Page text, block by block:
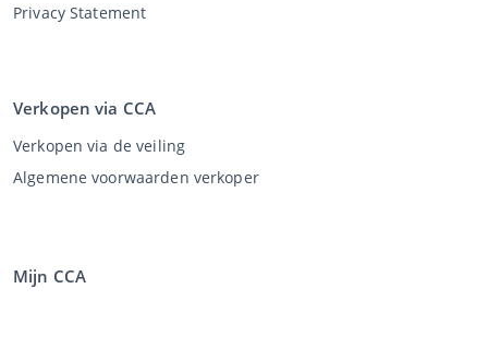
Privacy Statement
Verkopen via CCA
Verkopen via de veiling
Algemene voorwaarden verkoper
Mijn CCA